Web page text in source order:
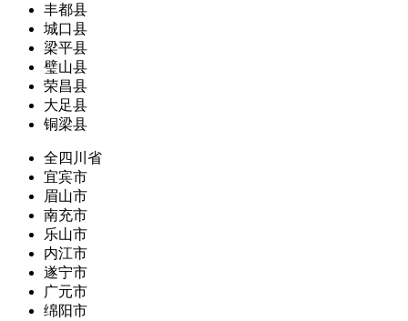
丰都县
城口县
梁平县
璧山县
荣昌县
大足县
铜梁县
全四川省
宜宾市
眉山市
南充市
乐山市
内江市
遂宁市
广元市
绵阳市